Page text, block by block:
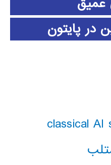
در پایتون